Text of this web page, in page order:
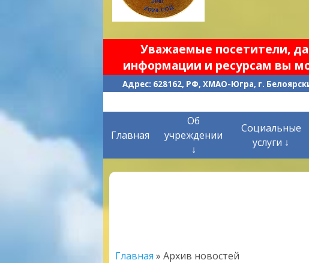
Уважаемые посетители,
информации и ресурсам вы
Адрес: 628162, РФ, ХМАО-Югра, г.
Главная
Об
учреждении
↓
Социальные
услуги ↓
Главная » Архив новостей